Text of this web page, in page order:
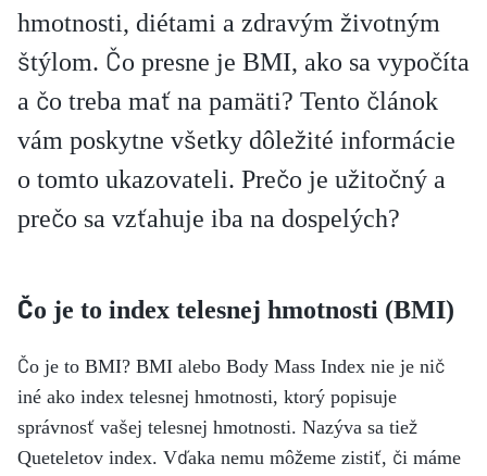
hmotnosti, diétami a zdravým životným
štýlom. Čo presne je BMI, ako sa vypočíta
a čo treba mať na pamäti? Tento článok
vám poskytne všetky dôležité informácie
o tomto ukazovateli. Prečo je užitočný a
prečo sa vzťahuje iba na dospelých?
Čo je to index telesnej hmotnosti (BMI)
Čo je to BMI? BMI alebo Body Mass Index nie je nič
iné ako index telesnej hmotnosti, ktorý popisuje
správnosť vašej telesnej hmotnosti. Nazýva sa tiež
Queteletov index. Vďaka nemu môžeme zistiť, či máme